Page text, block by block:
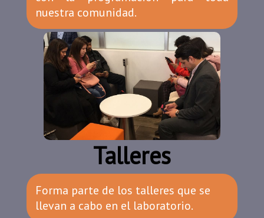
nuestra comunidad.
Talleres
Forma parte de los talleres que se
llevan a cabo en el laboratorio.